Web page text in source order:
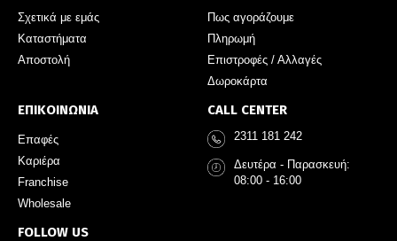
Σχετικά με εμάς
Καταστήματα
Αποστολή
Πως αγοράζουμε
Πληρωμή
Επιστροφές / Αλλαγές
Δωροκάρτα
ΕΠΙΚΟΙΝΩΝΙΑ
Επαφές
Καριέρα
Franchise
Wholesale
FOLLOW US
CALL CENTER
2311 181 242
Δευτέρα - Παρασκευή:
08:00 - 16:00